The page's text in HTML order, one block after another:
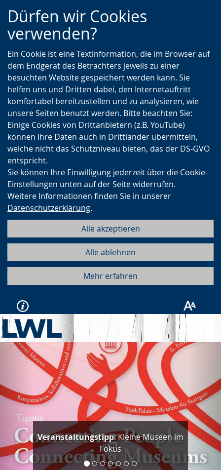
Zur
Hauptnavigation
Zur
Seitennavigation
Zum
Inhalt
Dürfen wir Cookies
verwenden?
Ein Cookie ist eine Textinformation, die im Browser auf
dem Endgerät des Betrachters jeweils zu einer
besuchten Website gespeichert werden kann. Sie
helfen uns und Dritten dabei, den Internetauftritt
komfortabel bereitzustellen und zu analysieren, wie
unsere Seiten benutzt werden. Bitte beachten Sie:
Einige Cookies von Drittanbietern (z.B. YouTube)
können Ihre Daten auch in Drittländer übermitteln,
welche nicht das Schutzniveau bieten, das der DS-GVO
entspricht.
Sie können Ihre Einwilligung jederzeit über die Cookie-
Einstellungen unten auf der Seite widerrufen.
Weitere Informationen finden Sie in unserer
Datenschutzerklärung.
Alle akzeptieren
Alle ablehnen
Mehr erfahren
Veranstaltungstipp: Kleine Museen im
Fokus
Vorherige